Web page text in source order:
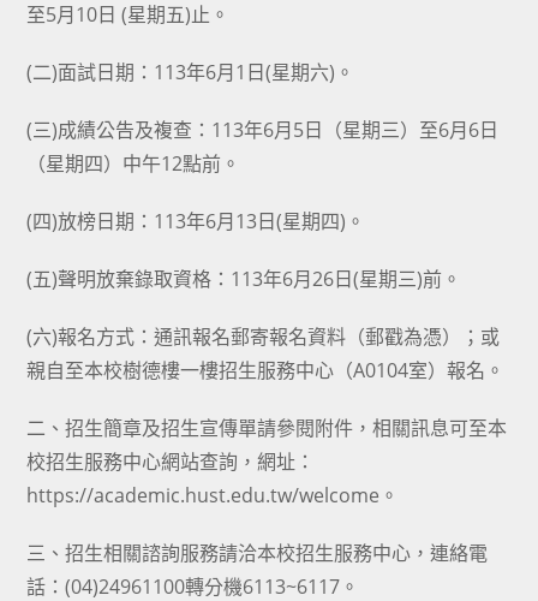
至5月10日 (星期五)止。
(二)面試日期：113年6月1日(星期六)。
(三)成績公告及複查：113年6月5日（星期三）至6月6日
（星期四）中午12點前。
(四)放榜日期：113年6月13日(星期四)。
(五)聲明放棄錄取資格：113年6月26日(星期三)前。
(六)報名方式：通訊報名郵寄報名資料（郵戳為憑）；或
親自至本校樹德樓一樓招生服務中心（A0104室）報名。
二、招生簡章及招生宣傳單請參閱附件，相關訊息可至本
校招生服務中心網站查詢，網址：
https://academic.hust.edu.tw/welcome。
三、招生相關諮詢服務請洽本校招生服務中心，連絡電
話：(04)24961100轉分機6113~6117。